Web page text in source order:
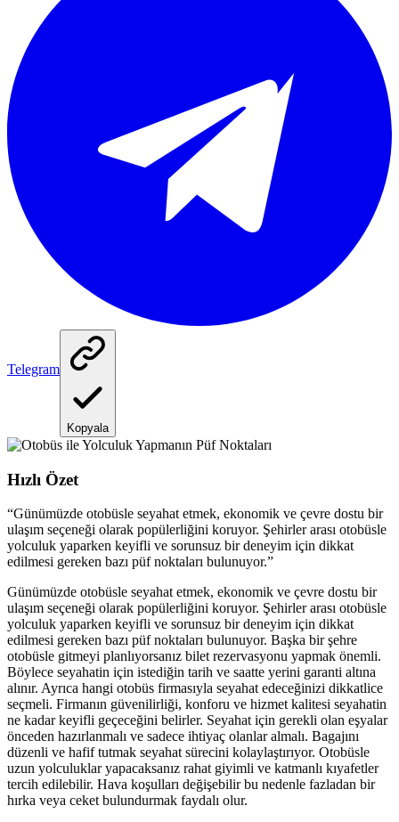
Telegram
Kopyala
Hızlı Özet
“Günümüzde otobüsle seyahat etmek, ekonomik ve çevre dostu bir
ulaşım seçeneği olarak popülerliğini koruyor. Şehirler arası otobüsle
yolculuk yaparken keyifli ve sorunsuz bir deneyim için dikkat
edilmesi gereken bazı püf noktaları bulunuyor.”
Günümüzde otobüsle seyahat etmek, ekonomik ve çevre dostu bir
ulaşım seçeneği olarak popülerliğini koruyor. Şehirler arası otobüsle
yolculuk yaparken keyifli ve sorunsuz bir deneyim için dikkat
edilmesi gereken bazı püf noktaları bulunuyor. Başka bir şehre
otobüsle gitmeyi planlıyorsanız bilet rezervasyonu yapmak önemli.
Böylece seyahatin için istediğin tarih ve saatte yerini garanti altına
alınır. Ayrıca hangi otobüs firmasıyla seyahat edeceğinizi dikkatlice
seçmeli. Firmanın güvenilirliği, konforu ve hizmet kalitesi seyahatin
ne kadar keyifli geçeceğini belirler. Seyahat için gerekli olan eşyalar
önceden hazırlanmalı ve sadece ihtiyaç olanlar almalı. Bagajını
düzenli ve hafif tutmak seyahat sürecini kolaylaştırıyor. Otobüsle
uzun yolculuklar yapacaksanız rahat giyimli ve katmanlı kıyafetler
tercih edilebilir. Hava koşulları değişebilir bu nedenle fazladan bir
hırka veya ceket bulundurmak faydalı olur.